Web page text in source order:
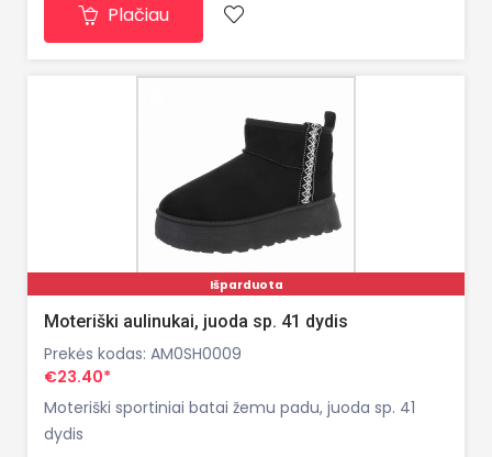
Plačiau
Išparduota
Moteriški aulinukai, juoda sp. 41 dydis
Prekės kodas: AM0SH0009
€23.40*
Moteriški sportiniai batai žemu padu, juoda sp. 41
dydis